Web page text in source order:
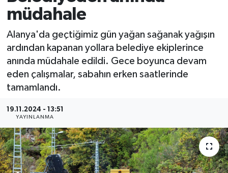
müdahale
Alanya'da geçtiğimiz gün yağan sağanak yağışın
ardından kapanan yollara belediye ekiplerince
anında müdahale edildi. Gece boyunca devam
eden çalışmalar, sabahın erken saatlerinde
tamamlandı.
19.11.2024 - 13:51
YAYINLANMA
Eğitim
Ekonomi
Gündem
Haberler
Süper Lig Puan Durumu ve Fikstür
Tüm Manşetler
Son Dakika Haberleri